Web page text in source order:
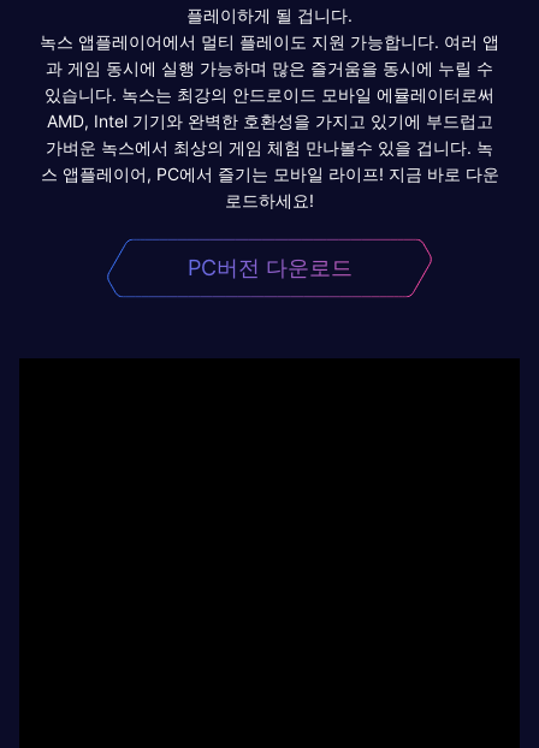
플레이하게 될 겁니다.
녹스 앱플레이어에서 멀티 플레이도 지원 가능합니다. 여러 앱
과 게임 동시에 실행 가능하며 많은 즐거움을 동시에 누릴 수
있습니다. 녹스는 최강의 안드로이드 모바일 에뮬레이터로써
AMD, Intel 기기와 완벽한 호환성을 가지고 있기에 부드럽고
가벼운 녹스에서 최상의 게임 체험 만나볼수 있을 겁니다. 녹
스 앱플레이어, PC에서 즐기는 모바일 라이프! 지금 바로 다운
로드하세요!
PC버전 다운로드